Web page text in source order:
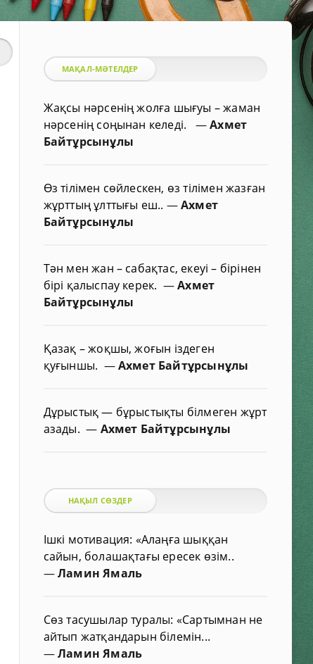
МАҚАЛ-МӘТЕЛДЕР
Жақсы нәрсенің жолға шығуы – жаман
нәрсенің соңынан келеді. —Ахмет
Байтұрсынұлы
Өз тілімен сөйлескен, өз тілімен жазған
жұрттың ұлттығы еш.. —Ахмет
Байтұрсынұлы
Тән мен жан – сабақтас, екеуі – бірінен
бірі қалыспау керек. —Ахмет
Байтұрсынұлы
Қазақ – жоқшы, жоғын іздеген
қуғыншы. —Ахмет Байтұрсынұлы
Дұрыстық — бұрыстықты білмеген жұрт
азады.— Ахмет Байтұрсынұлы
НАҚЫЛ СӨЗДЕР
Ішкі мотивация: «Алаңға шыққан
сайын, болашақтағы ересек өзім..
—Ламин Ямаль
Сөз тасушылар туралы: «Сартымнан не
айтып жатқандарын білемін...
—Ламин Ямаль